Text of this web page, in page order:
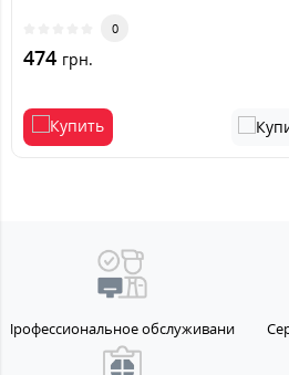
0
474 грн.
Профессиональное обслуживание